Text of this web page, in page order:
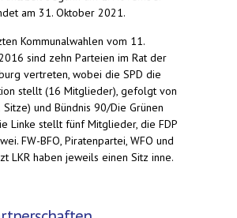
am 31. Oktober 2021.
Kommunalwahlen vom 11.
sind zehn Parteien im Rat der
vertreten, wobei die SPD die
stellt (16 Mitglieder), gefolgt von
und Bündnis 90/Die Grünen
Linke stellt fünf Mitglieder, die FDP
FW-BFO, Piratenpartei, WFO und
LKR haben jeweils einen Sitz inne.